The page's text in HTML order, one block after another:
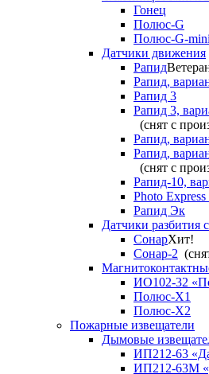
Гонец
Полюс-G
Полюс-G-mini
Датчики движения
Рапид
Рапид,
Рапид 3
Рапид 3,
(снят с
Рапид,
Рапид,
(снят с
Рапид-10,
Photo
Рапид Эк
Датчики разбития
СонарХит!
Сонар-2
ИО102-32
Полюс-X1
Полюс-X2
Пожарные извещатели
Дымовые
ИП212-63
ИП212-63М